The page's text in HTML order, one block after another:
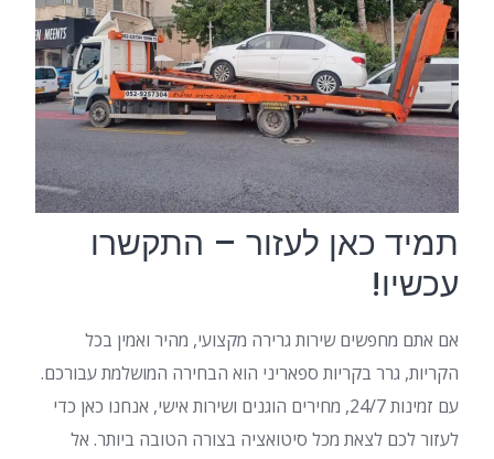
תמיד כאן לעזור – התקשרו
עכשיו!
אם אתם מחפשים שירות גרירה מקצועי, מהיר ואמין בכל
הקריות, גרר בקריות ספאריני הוא הבחירה המושלמת עבורכם.
עם זמינות 24/7, מחירים הוגנים ושירות אישי, אנחנו כאן כדי
לעזור לכם לצאת מכל סיטואציה בצורה הטובה ביותר. אל